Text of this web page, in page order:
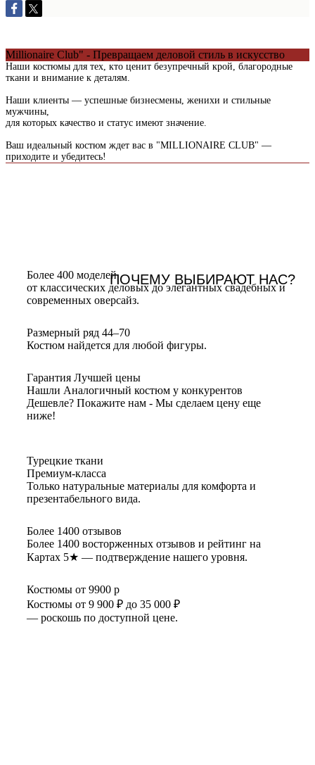
Millionaire Club" - Превращаем деловой стиль в искусство
Наши костюмы для тех, кто ценит безупречный крой, благородные
ткани и внимание к деталям.
Наши клиенты — успешные бизнесмены, женихи и стильные
мужчины,
для которых качество и статус имеют значение.
Ваш идеальный костюм ждет вас в "MILLIONAIRE CLUB" —
приходите и убедитесь!
ПОЧЕМУ ВЫБИРАЮТ НАС?
Более 400 моделей
от классических деловых до элегантных свадебных и
современных оверсайз.
Размерный ряд 44–70
Костюм найдется для любой фигуры.
Гарантия Лучшей цены
Нашли Аналогичный костюм у конкурентов
Дешевле? Покажите нам - Мы сделаем цену еще
ниже!
Турецкие ткани
Премиум-класса
Только натуральные материалы для комфорта и
презентабельного вида.
Более 1400 отзывов
Более 1400 восторженных отзывов и рейтинг на
Картах 5★ — подтверждение нашего уровня.
Костюмы от 9900 р
Костюмы от 9 900 ₽ до 35 000 ₽
— роскошь по доступной цене.